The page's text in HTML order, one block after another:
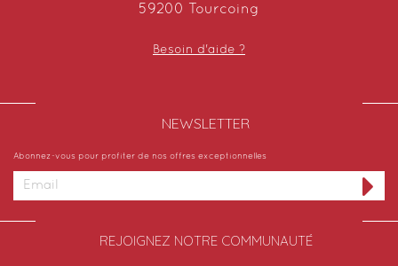
59200 Tourcoing
Besoin d'aide ?
NEWSLETTER​
Abonnez-vous pour profiter de nos offres exceptionnelles
REJOIGNEZ NOTRE COMMUNAUTÉ